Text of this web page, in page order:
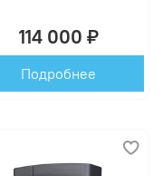
114 000 ₽
Подробнее